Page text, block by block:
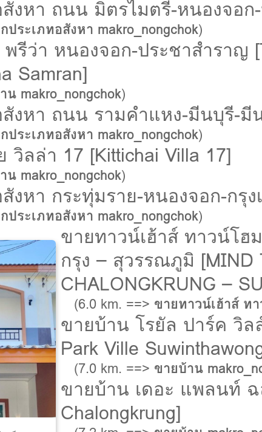
งหา ถนน มิตรไมตรี-หนองจอก
ประเภทอสังหา makro_nongchok)
รีว่า หนองจอก-ประชาสำราญ
Samran]
น makro_nongchok)
งหา ถนน รามคำแหง-มีนบุรี-มี
ประเภทอสังหา makro_nongchok)
ลล่า 17 [Kittichai Villa 17]
น makro_nongchok)
งหา กระทุ่มราย-หนองจอก-กรุง
ประเภทอสังหา makro_nongchok)
ขายทาวน์เฮ้าส์ ทาวน์โ
กรุง – สุวรรณภูมิ [MIND
CHALONGKRUNG –
(6.0 km. ==> ขายทาวน์เฮ้าส์ ท
ขายบ้าน โรยัล ปาร์ค วิล
Park Ville
(7.0 km. ==> ขายบ้าน
ขายบ้าน เดอะ แพลนท์ ฉ
Chalongkrung]